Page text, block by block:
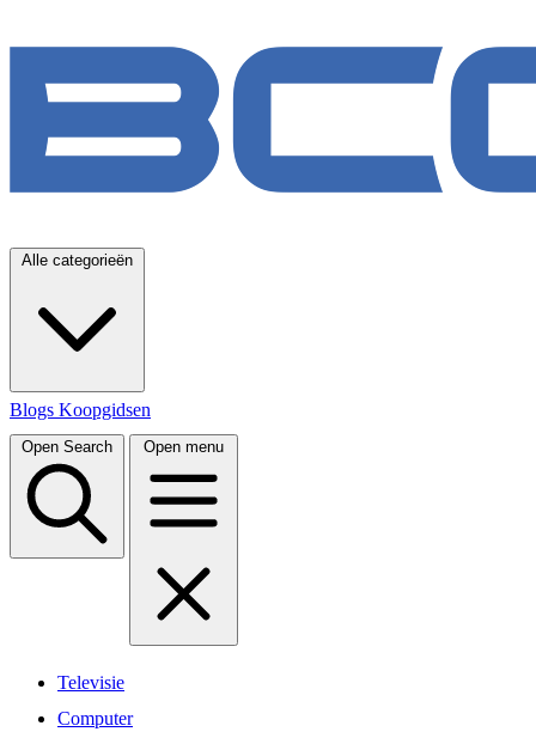
Alle categorieën
Blogs Koopgidsen
Open Search Open menu
Televisie
Computer